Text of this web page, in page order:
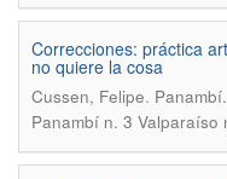
Correcciones: práctica
no quiere la cosa
Cussen, Felipe.
Panambí n. 3 Valparaíso